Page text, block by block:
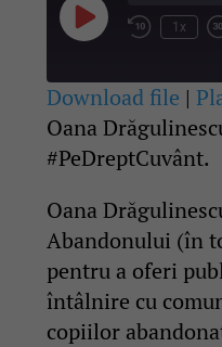
Play
Episode
Rewind
1x
SHARE
LINK
EMBED
Download file |
Oana
#PeDreptCuvânt.
Oana
Abandonului (în
pentru a oferi
întâlnire cu
copiilor